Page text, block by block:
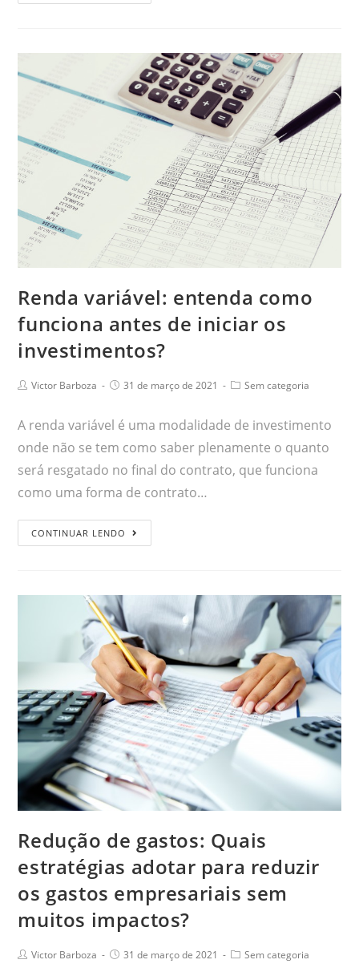
Renda variável: entenda como
funciona antes de iniciar os
investimentos?
Victor Barboza 31 de março de 2021 Sem categoria
A renda variável é uma modalidade de investimento
onde não se tem como saber plenamente o quanto
será resgatado no final do contrato, que funciona
como uma forma de contrato…
CONTINUAR LENDO
Redução de gastos: Quais
estratégias adotar para reduzir
os gastos empresariais sem
muitos impactos?
Victor Barboza 31 de março de 2021 Sem categoria